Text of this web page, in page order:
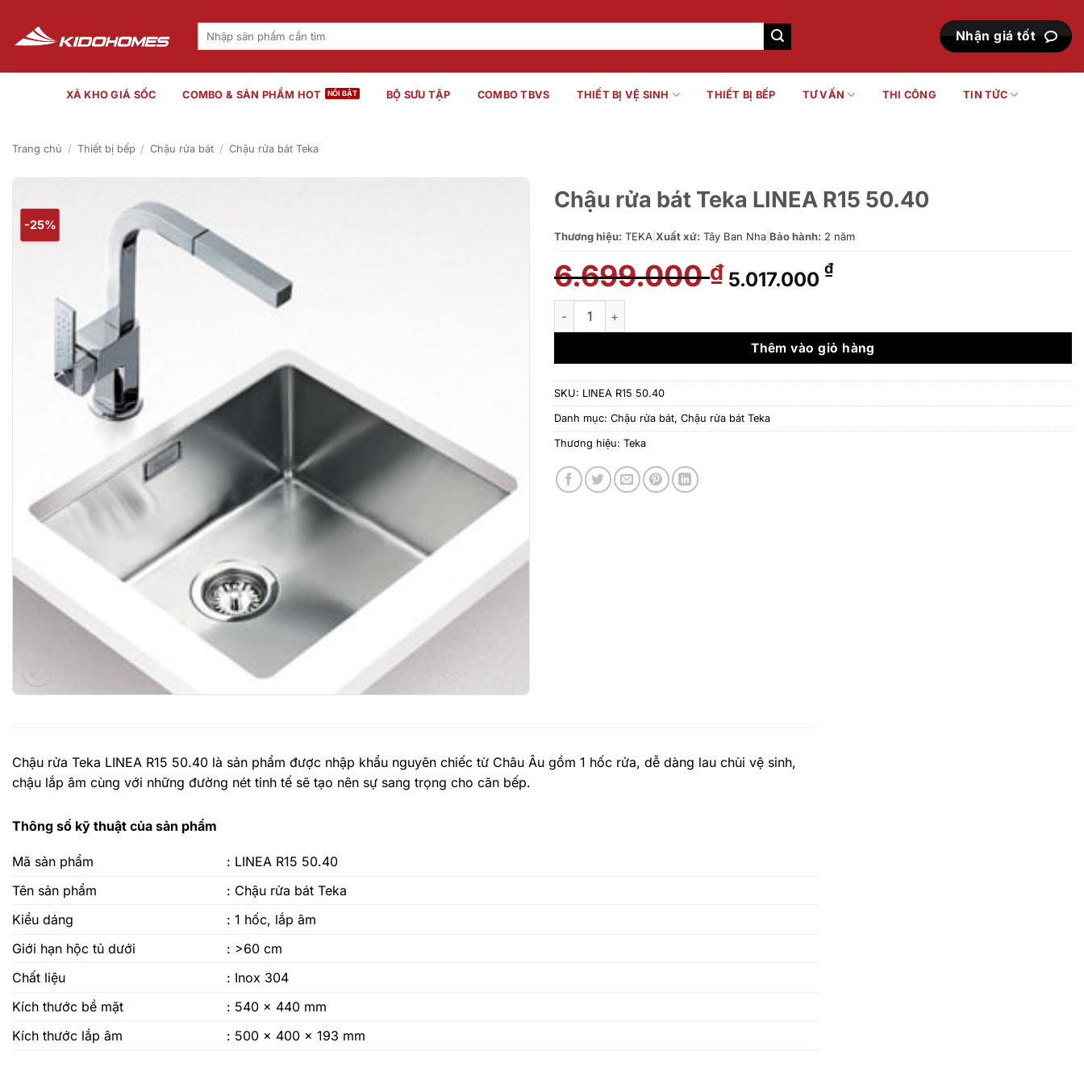
nội
dung
Tìm
Nhận giá tốt
XẢ KHO GIÁ SỐC COMBO & SẢN PHẨM HOT BỘ SƯU TẬP COMBO TBVS THIẾT BỊ VỆ SINH THIẾT BỊ BẾP TƯ VẤN THI CÔNG TIN TỨC
Trang chủ / Thiết bị bếp / Chậu rửa bát / Chậu rửa bát Teka
-25%
Chậu rửa bát Teka LINEA R15 50.40
Thương hiệu: TEKA Xuất xứ: Tây Ban Nha Bảo hành: 2 năm
6.699.000₫ Giá
gốc
6.699.000 ₫.
5.017.000 ₫Giá
là:
5.017.000 ₫.
Chậu rửa bát Teka LINEA R15 50.40 số lượng
Thêm vào giỏ hàng
SKU: LINEA R15 50.40
Danh mục: Chậu rửa bát, Chậu rửa bát Teka
Thương hiệu: Teka
Chậu rửa Teka LINEA R15 50.40 là sản phẩm được nhập khẩu nguyên chiếc từ Châu Âu gồm 1 hốc rửa, dễ dàng lau chùi vệ sinh,
chậu lắp âm cùng với những đường nét tinh tế sẽ tạo nên sự sang trọng cho căn bếp.
Thông số kỹ thuật của sản phẩm
Mã sản phẩm
: LINEA R15 50.40
Tên sản phẩm
: Chậu rửa bát Teka
Kiểu dáng
: 1 hốc, lắp âm
Giới hạn hộc tủ dưới
: >60 cm
Chất liệu
: Inox 304
Kích thước bề mặt
: 540 x 440 mm
Kích thước lắp âm
: 500 x 400 x 193 mm